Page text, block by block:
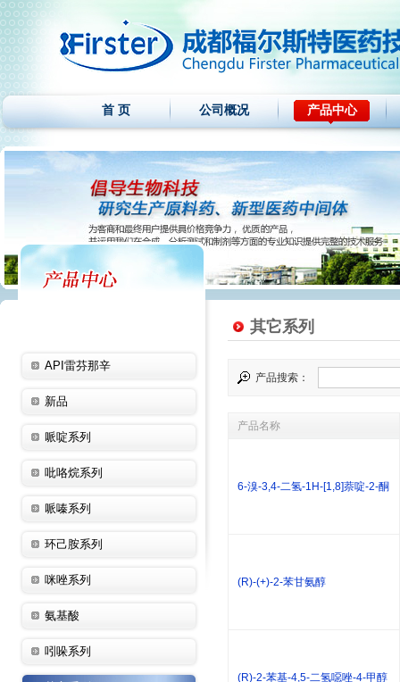
首 页 公司概况 产品中心
API雷芬那辛
新品
哌啶系列
吡咯烷系列
哌嗪系列
环己胺系列
咪唑系列
氨基酸
吲哚系列
其它系列
产品搜索：
产品名称
6-溴-3,4-二氢-1H-[1,8]萘啶-2-酮
(R)-(+)-2-苯甘氨醇
(R)-2-苯基-4,5-二氢噁唑-4-甲醇